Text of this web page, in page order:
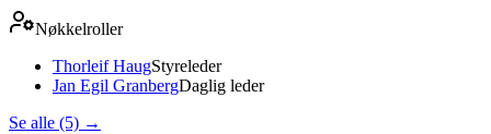
Nøkkelroller
Thorleif HaugStyreleder
Jan Egil GranbergDaglig leder
Se alle (5) →